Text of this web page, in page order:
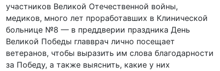
участников Великой Отечественной войны,
медиков, много лет проработавших в Клинической
больнице №8 — в преддверии праздника День
Великой Победы главврач лично посещает
ветеранов, чтобы выразить им слова благодарности
за Победу, а также выяснить, какие у них